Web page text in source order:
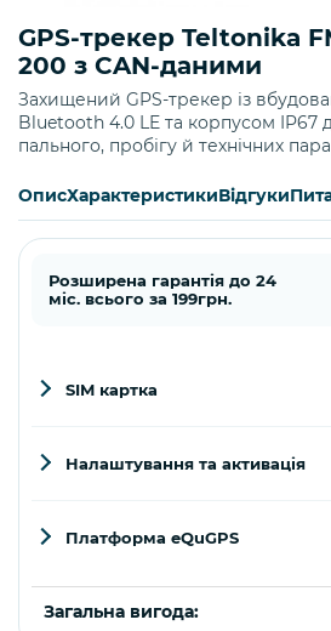
GPS-трекер Teltonika
200 з CAN-даними
Захищений GPS-трекер із
Bluetooth 4.0 LE та корпусом IP67
пального, пробігу й технічних
ОписХарактеристикиВідгуки
Розширена гарантія до 24
міс. всього за 199грн.
SIM картка
Налаштування та активація
Платформа eQuGPS
Загальна вигода: